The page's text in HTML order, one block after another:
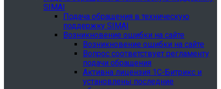
SIMAI
Подача обращения в техническую
поддержку SIMAI
Возникновение ошибки на сайте
Возникновение ошибки на сайте
Вопрос соответствует регламенту
подачи обращения
Активна лицензия 1С-Битрикс и
установлены последние